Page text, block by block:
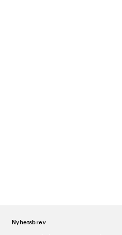
Nyhetsbrev